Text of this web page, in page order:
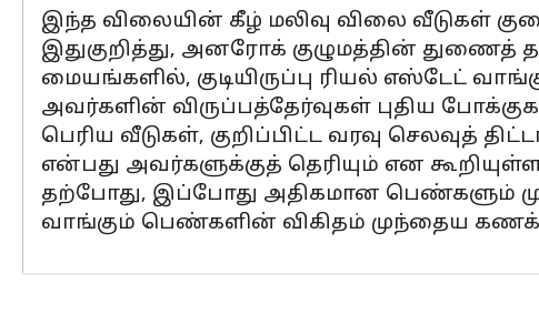
இந்த விலையின் கீழ் மலிவு விலை வீடுகள்
இதுகுறித்து, அனரோக் குழுமத்தின் துணைத்
மையங்களில், குடியிருப்பு ரியல் எஸ்டேட்
அவர்களின் விருப்பத்தேர்வுகள் புதிய
பெரிய வீடுகள், குறிப்பிட்ட வரவு செலவுத்
என்பது அவர்களுக்குத் தெரியும் என
தற்போது, இப்போது அதிகமான பெண்களும்
வாங்கும் பெண்களின் விகிதம் முந்தைய